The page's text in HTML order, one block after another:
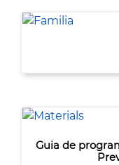
Guia de